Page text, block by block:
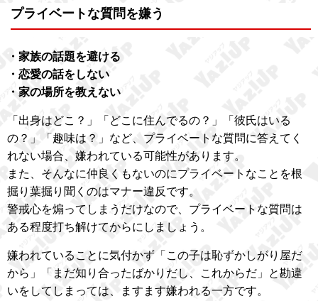
プライベートな質問を嫌う
・家族の話題を避ける
・恋愛の話をしない
・家の場所を教えない
「出身はどこ？」「どこに住んでるの？」「彼氏はいる
の？」「趣味は？」など、プライベートな質問に答えてく
れない場合、嫌われている可能性があります。
また、そんなに仲良くもないのにプライベートなことを根
掘り葉掘り聞くのはマナー違反です。
警戒心を煽ってしまうだけなので、プライベートな質問は
ある程度打ち解けてからにしましょう。
嫌われていることに気付かず「この子は恥ずかしがり屋だ
から」「まだ知り合ったばかりだし、これからだ」と勘違
いをしてしまっては、ますます嫌われる一方です。